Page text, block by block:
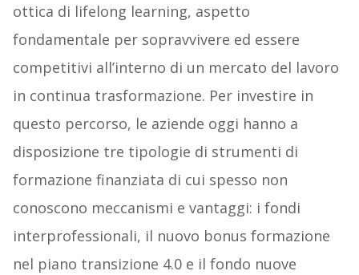
ottica di lifelong learning, aspetto
fondamentale per sopravvivere ed essere
competitivi all’interno di un mercato del lavoro
in continua trasformazione. Per investire in
questo percorso, le aziende oggi hanno a
disposizione tre tipologie di strumenti di
formazione finanziata di cui spesso non
conoscono meccanismi e vantaggi: i fondi
interprofessionali, il nuovo bonus formazione
nel piano transizione 4.0 e il fondo nuove